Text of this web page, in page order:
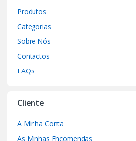
Produtos
Categorias
Sobre Nós
Contactos
FAQs
Cliente
A Minha Conta
As Minhas Encomendas